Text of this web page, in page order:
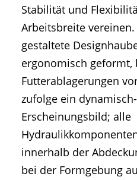
Stabilität und
Arbeitsbreite
gestaltete
ergonomisch geformt,
Futterablagerungen
zufolge ein
Erscheinungsbild; alle
innerhalb der
bei der Formgebung